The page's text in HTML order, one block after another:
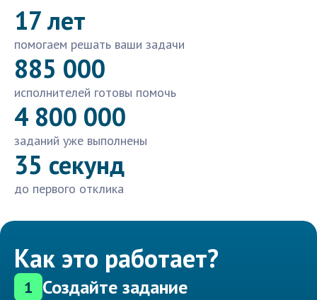
17 лет
помогаем решать ваши задачи
885 000
исполнителей готовы помочь
4 800 000
заданий уже выполнены
35 секунд
до первого отклика
Как это работает?
1 Создайте задание